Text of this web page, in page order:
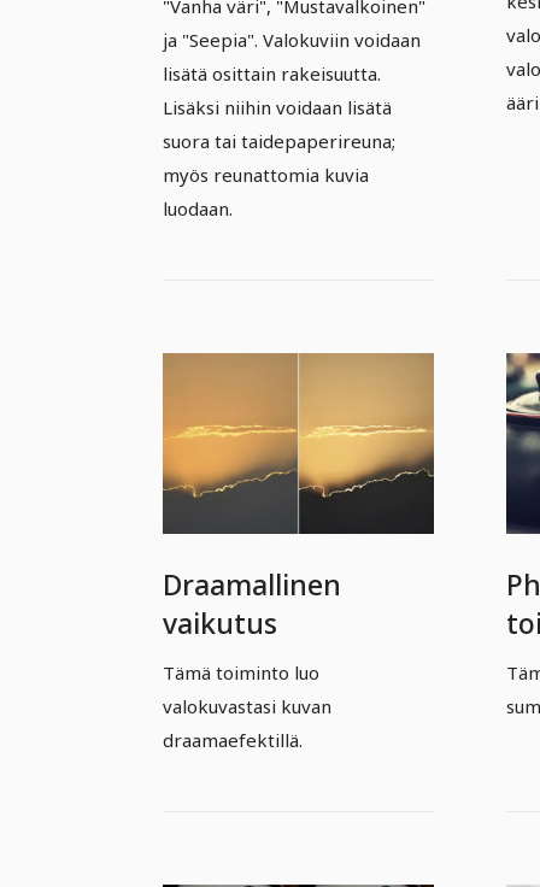
"Vanha väri", "Mustavalkoinen"
ja "Seepia". Valokuviin voidaan
lisätä osittain rakeisuutta.
Lisäksi niihin voidaan lisätä
suora tai taidepaperireuna;
myös reunattomia kuvia
luodaan.
Draamallinen
vaikutus
Tämä toiminto luo
valokuvastasi kuvan
draamaefektillä.